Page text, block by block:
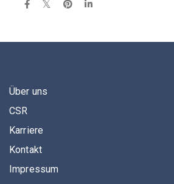
Über uns
CSR
Karriere
Kontakt
Impressum